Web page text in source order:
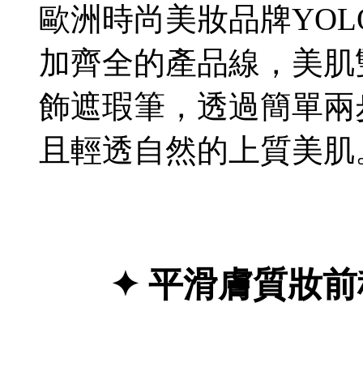
歐洲時尚美妝品牌
加齊全的產品線，美
飾遮瑕筆，透過簡單
且輕透自然的上質美肌
✦ 平滑膚質妝